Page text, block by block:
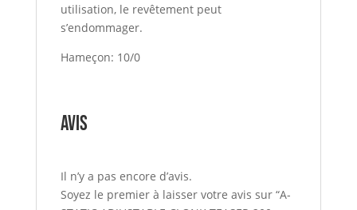
utilisation, le revêtement peut
s’endommager.
Hameçon: 10/0
Avis
Il n’y a pas encore d’avis.
Soyez le premier à laisser votre avis sur “A-